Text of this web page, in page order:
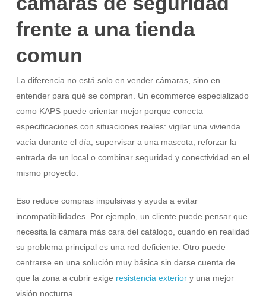
frente a una tienda
comun
La diferencia no está solo en vender cámaras, sino en
entender para qué se compran. Un ecommerce especializado
como KAPS puede orientar mejor porque conecta
especificaciones con situaciones reales: vigilar una vivienda
vacía durante el día, supervisar a una mascota, reforzar la
entrada de un local o combinar seguridad y conectividad en el
mismo proyecto.
Eso reduce compras impulsivas y ayuda a evitar
incompatibilidades. Por ejemplo, un cliente puede pensar que
necesita la cámara más cara del catálogo, cuando en realidad
su problema principal es una red deficiente. Otro puede
centrarse en una solución muy básica sin darse cuenta de
que la zona a cubrir exige resistencia exteriory una mejor
visión nocturna.